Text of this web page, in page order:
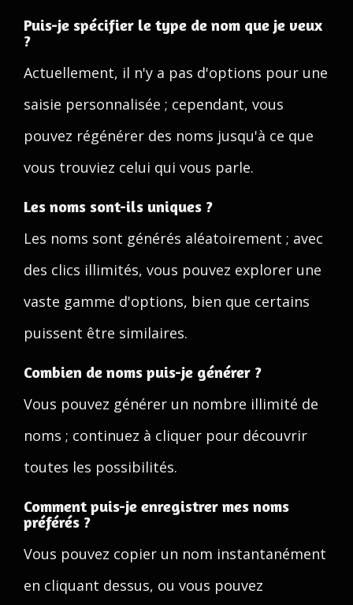
Puis-je spécifier le type de nom que je veux
?
Actuellement, il n'y a pas d'options pour une
saisie personnalisée ; cependant, vous
pouvez régénérer des noms jusqu'à ce que
vous trouviez celui qui vous parle.
Les noms sont-ils uniques ?
Les noms sont générés aléatoirement ; avec
des clics illimités, vous pouvez explorer une
vaste gamme d'options, bien que certains
puissent être similaires.
Combien de noms puis-je générer ?
Vous pouvez générer un nombre illimité de
noms ; continuez à cliquer pour découvrir
toutes les possibilités.
Comment puis-je enregistrer mes noms
préférés ?
Vous pouvez copier un nom instantanément
en cliquant dessus, ou vous pouvez